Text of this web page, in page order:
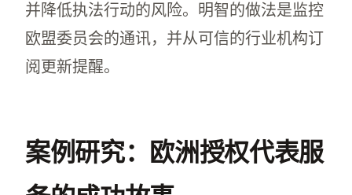
并降低执法行动的风险。明智的做法是监控
欧盟委员会的通讯，并从可信的行业机构订
阅更新提醒。
案例研究：欧洲授权代表服